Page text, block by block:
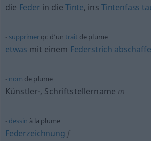
die Feder in die Tinte, ins Tintenfass
supprimer qc d’untrait de plume
etwas mit einem Federstrich
nom de plume
Künstler-, Schriftstellername m
dessin à la plume
Federzeichnung f